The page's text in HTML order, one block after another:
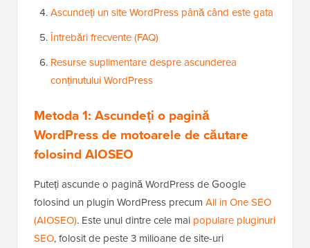
Ascundeți un site WordPress până când este gata
Întrebări frecvente (FAQ)
Resurse suplimentare despre ascunderea
conținutului WordPress
Metoda 1: Ascundeți o pagină
WordPress de motoarele de căutare
folosind AIOSEO
Puteți ascunde o pagină WordPress de Google
folosind un plugin WordPress precum All in One SEO
(AIOSEO). Este unul dintre cele mai populare pluginuri
SEO, folosit de peste 3 milioane de site-uri